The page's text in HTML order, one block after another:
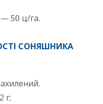
50 ц/га.
СОНЯШНИКА
г;